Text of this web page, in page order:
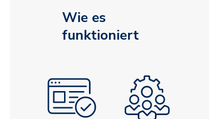
Wie es
funktioniert